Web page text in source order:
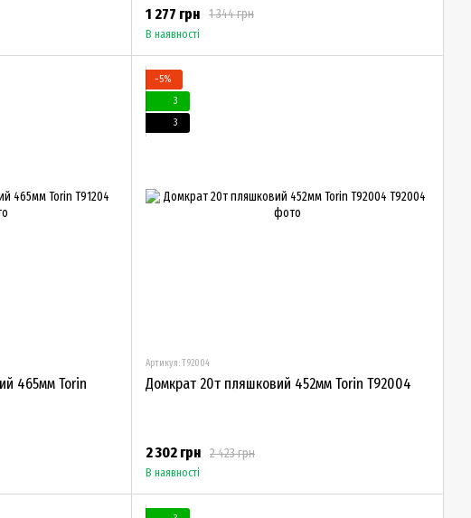
1 344 грн
1 277 грн
В наявності
465мм Torin
−5%
3
3
Артикул: T92004
Домкрат 20т пляшковий 452мм Torin T92004
2 423 грн
2 302 грн
В наявності